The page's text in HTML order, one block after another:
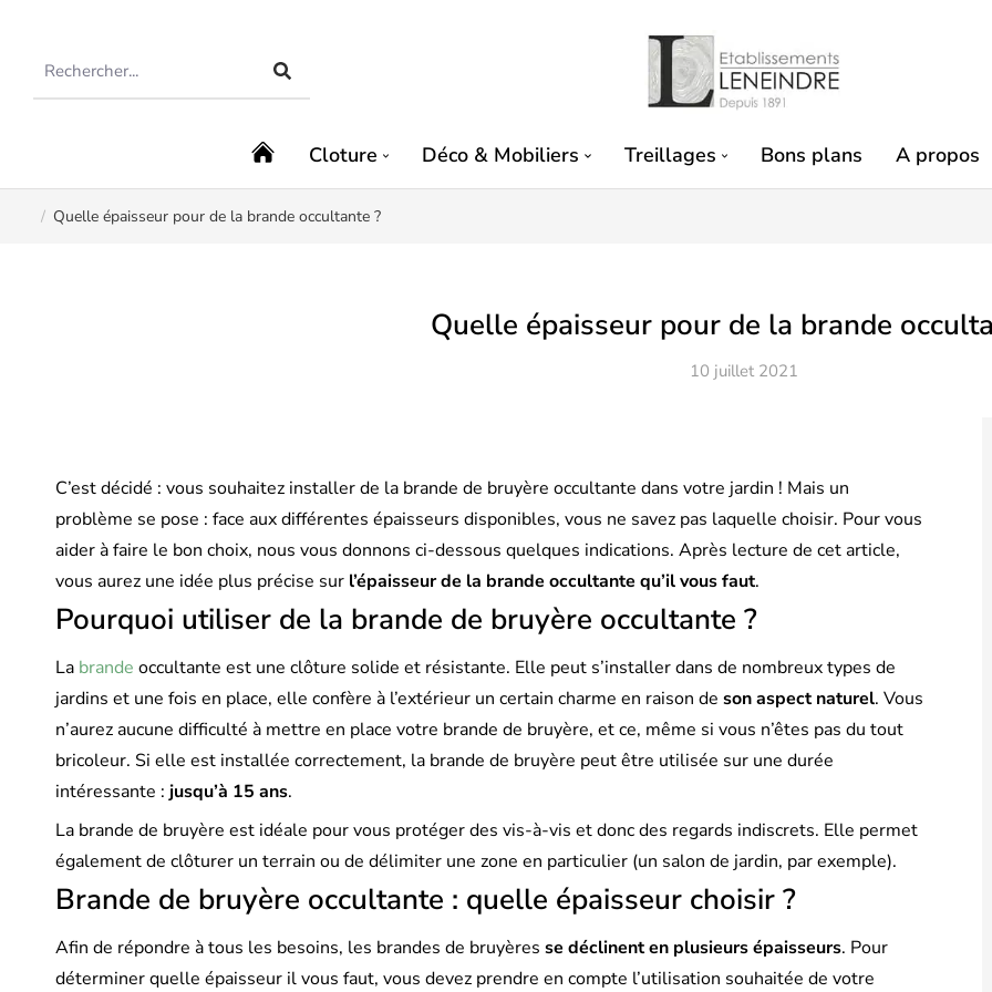
Cloture Déco & Mobiliers Treillages Bons plans A propos
Vous êtes ici :
Quelle épaisseur pour de la brande occultante ?
Quelle épaisseur pour de la brande
10 juillet 2021
C’est décidé : vous souhaitez installer de la brande de bruyère occultante dans votre jardin ! Mais un
problème se pose : face aux différentes épaisseurs disponibles, vous ne savez pas laquelle choisir. Pour vous
aider à faire le bon choix, nous vous donnons ci-dessous quelques indications. Après lecture de cet article,
vous aurez une idée plus précise sur l’épaisseur de la brande occultante qu’il vous faut.
Pourquoi utiliser de la brande de bruyère occultante ?
La brande occultante est une clôture solide et résistante. Elle peut s’installer dans de nombreux types de
jardins et une fois en place, elle confère à l’extérieur un certain charme en raison de son aspect naturel. Vous
n’aurez aucune difficulté à mettre en place votre brande de bruyère, et ce, même si vous n’êtes pas du tout
bricoleur. Si elle est installée correctement, la brande de bruyère peut être utilisée sur une durée
intéressante : jusqu’à 15 ans.
La brande de bruyère est idéale pour vous protéger des vis-à-vis et donc des regards indiscrets. Elle permet
également de clôturer un terrain ou de délimiter une zone en particulier (un salon de jardin, par exemple).
Brande de bruyère occultante : quelle épaisseur choisir ?
Afin de répondre à tous les besoins, les brandes de bruyères se déclinent en plusieurs épaisseurs. Pour
déterminer quelle épaisseur il vous faut, vous devez prendre en compte l’utilisation souhaitée de votre